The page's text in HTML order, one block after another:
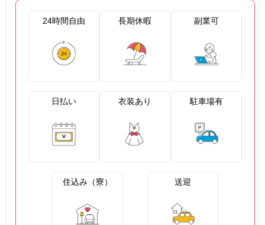
24時間自由 長期休暇 副業可
日払い 衣装あり 駐車場有
住込み（寮） 送迎